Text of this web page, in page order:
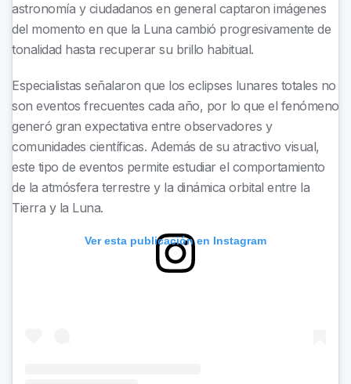
astronomía y ciudadanos en general captaron imágenes
del momento en que la Luna cambió progresivamente de
tonalidad hasta recuperar su brillo habitual.
Especialistas señalaron que los eclipses lunares totales no
son eventos frecuentes cada año, por lo que el fenómeno
generó gran expectativa entre observadores y
comunidades científicas. Además de su atractivo visual,
este tipo de eventos permite estudiar el comportamiento
de la atmósfera terrestre y la dinámica orbital entre la
Tierra y la Luna.
Ver esta publicación en Instagram